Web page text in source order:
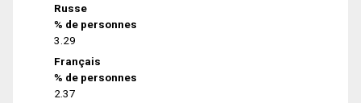
Russe
% de personnes
3.29
Français
% de personnes
2.37